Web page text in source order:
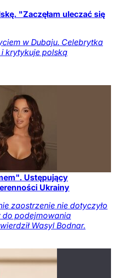
"Zaczęłam uleczać się
w Dubaju. Celebrytka
krytykuje polską
Ustępujący
Ukrainy
zaostrzenie nie dotyczyło
do podejmowania
Wasyl Bodnar.